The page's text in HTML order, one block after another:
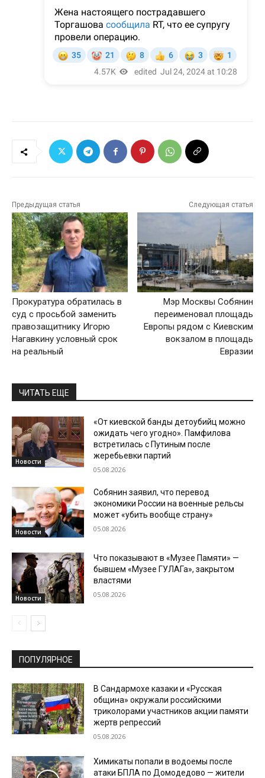
Предыдущая статья
Прокуратура обратилась в
суд с просьбой заменить
правозащитнику Игорю
Нагавкину условный срок
на реальный
Следующая статья
Мэр Москвы Собянин
переименовал площадь
Европы рядом с Киевским
вокзалом в площадь
Евразии
ЧИТАТЬ ЕЩЕ
Новости
«От киевской банды детоубийц можно
ожидать чего угодно». Памфилова
встретилась с Путиным после
жеребьевки партий
05.08.2026
Новости
Собянин заявил, что перевод
экономики России на военные рельсы
может «убить вообще страну»
05.08.2026
Новости
Что показывают в «Музее Памяти» —
бывшем «Музее ГУЛАГа», закрытом
властями
05.08.2026
ПОПУЛЯРНОЕ
В Сандармохе казаки и «Русская
община» окружали российскими
триколорами участников акции памяти
жертв репрессий
05.08.2026
Химикаты попали в водоемы после
атаки БПЛА по Домодедово — жители